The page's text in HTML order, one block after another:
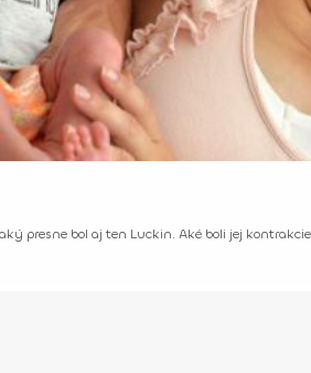
presne bol aj ten Luckin. Aké boli jej